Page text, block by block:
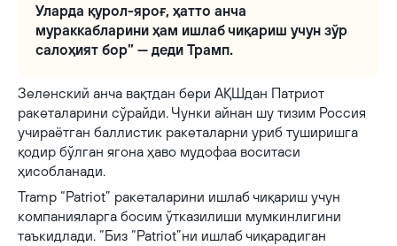
Уларда қурол-яроғ, ҳатто анча
мураккабларини ҳам ишлаб чиқариш учун зўр
салоҳият бор” — деди Трамп.
Зеленский анча вақтдан бери АҚШдан Патриот
ракеталарини сўрайди. Чунки айнан шу тизим Россия
учираётган баллистик ракеталарни уриб туширишга
қодир бўлган ягона ҳаво мудофаа воситаси
ҳисобланади.
Tramp “Patriot” ракеталарини ишлаб чиқариш учун
компанияларга босим ўтказилиши мумкинлигини
таъкидлади. “Биз “Patriot”ни ишлаб чиқарадиган